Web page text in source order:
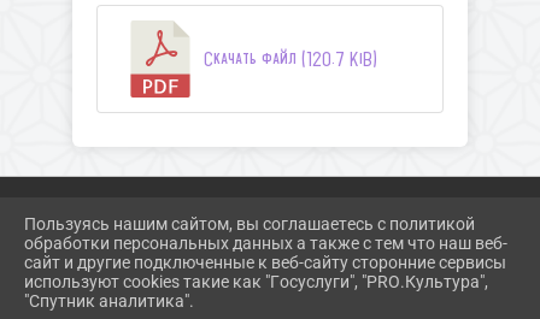
Скачать файл (120.7 KiB)
2026 Г. ZAR-DK.RU
ВХОД
КАРТА САЙТА
Пользуясь нашим сайтом, вы соглашаетесь с политикой
обработки персональных данных а также с тем что наш веб-
сайт и другие подключенные к веб-сайту сторонние сервисы
используют cookies такие как "Госуслуги", "PRO.Культура",
"Спутник аналитика".